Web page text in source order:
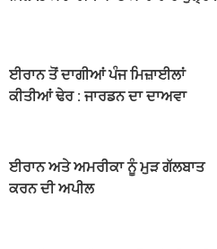
ਈਰਾਨ ਤੋਂ ਦਾਗੀਆਂ ਪੰਜ ਮਿਜ਼ਾਈਲਾਂ
ਕੀਤੀਆਂ ਢੇਰ : ਜਾਰਡਨ ਦਾ ਦਾਅਵਾ
ਈਰਾਨ ਅਤੇ ਅਮਰੀਕਾ ਨੂੰ ਮੁੜ ਗੱਲਬਾਤ
ਕਰਨ ਦੀ ਅਪੀਲ